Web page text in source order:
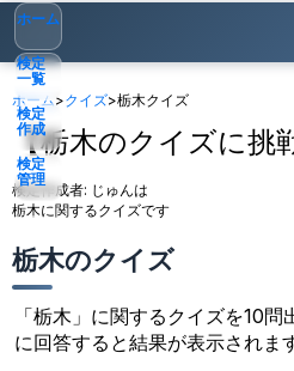
ホーム
検定
一覧
検定
作成
検定
管理
ゲスト ▾
ホーム>クイズ>栃木クイズ
【栃木のクイズに挑
検定作成者: じゅんは
栃木に関するクイズです
栃木のクイズ
「栃木」に関するクイズを10
に回答すると結果が表示されま